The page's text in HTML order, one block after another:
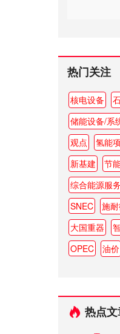
热门关注
核电设备
储能设备/系
观点
氢能
新基建
节
综合能源服务
SNEC
施
大国重器
OPEC
油价
热点